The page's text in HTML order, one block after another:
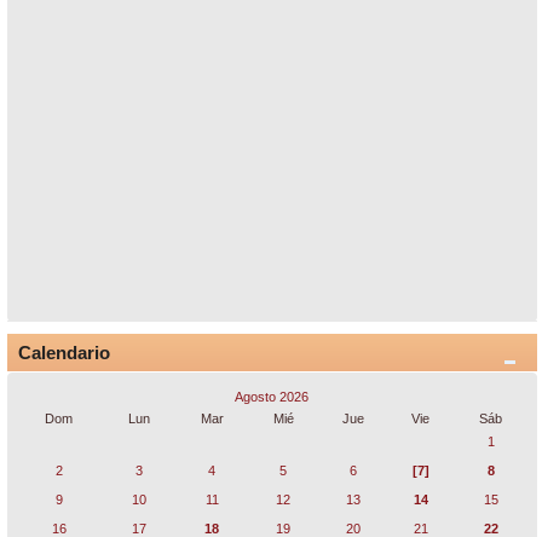
Calendario
Agosto 2026
Dom
Lun Mar Mié Jue Vie
Sáb
1
2
3 4 5 6 [7]
8
9
10 11 12 13 14
15
16
17 18 19 20 21
22